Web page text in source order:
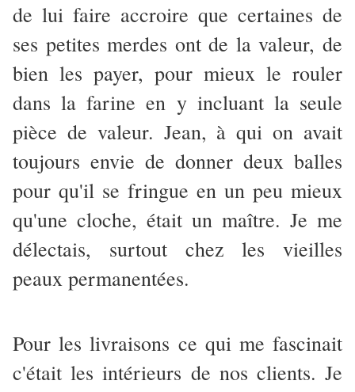
de lui faire accroire que certaines de
ses petites merdes ont de la valeur, de
bien les payer, pour mieux le rouler
dans la farine en y incluant la seule
pièce de valeur. Jean, à qui on avait
toujours envie de donner deux balles
pour qu'il se fringue en un peu mieux
qu'une cloche, était un maître. Je me
délectais, surtout chez les vieilles
peaux permanentées.
Pour les livraisons ce qui me fascinait
c'était les intérieurs de nos clients. Je